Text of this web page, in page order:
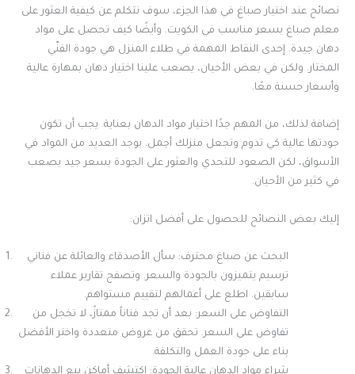
نصائح عند اختيار صباغ في هذا الجزء، سوف نتكلم عن كيفية العثور على
معلم صباغ بسعر مناسب في الكويت. وأيضًا كيف تحصل على مواد
دهان جيدة. إحدى النقاط المهمة في طلاء المنزل هي جودة الفنّي
المختار. ولكن في بعض الأحيان، يصعب علينا اختيار دهان بمهارة عالية
وأسعار حسنة معًا.
إضافة لذلك، من المهم جدًا اختيار مواد الدهان بعناية. يجب أن تكون
جودتها عالية كي تدوم وتجعل منزلك أجمل. يوجد العديد من المواد في
الأسواق، لكن الصعود للتحدي والعثور على الجودة بسعر جيد يصعب
في كثير من الأحيان.
إليك بعض النصائح للحصول على أفضل اتزان:
البحث عن صباغ محترف: سأل الأصدقاء والعائلة عن فناني
ترسيم يتميزون بالجودة والسعر. وتصفح تقارير عملاء
سابقين. اطلع على أعمالهم لتقييم مستواهم.
التفاوض على السعر: بعد أن تجد فناناً ممتازً، لا تخجل من
تفاوض على السعر. تحقق من عروض متعددة واختر الأفضل
بناء على جودة العمل والتكلفة.
شراء مواد الدهان عالية الجودة: اكتشف أماكن بيع الدهانات